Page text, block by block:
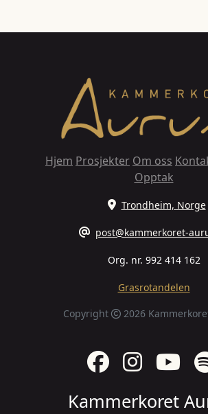
Hjem Prosjekter Om oss
Opptak
Trondheim, Norge
post@kammerkoret-
Org. nr. 992 414 162
Grasrotandelen
Copyright
2026
Følg oss påFølg oss
Kammerkoret